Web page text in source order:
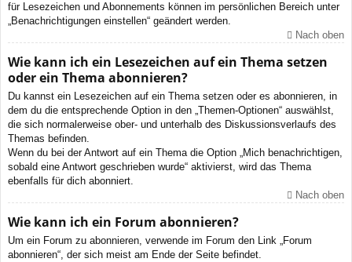
für Lesezeichen und Abonnements können im persönlichen Bereich unter
„Benachrichtigungen einstellen“ geändert werden.
Nach oben
Wie kann ich ein Lesezeichen auf ein Thema setzen
oder ein Thema abonnieren?
Du kannst ein Lesezeichen auf ein Thema setzen oder es abonnieren, in
dem du die entsprechende Option in den „Themen-Optionen“ auswählst,
die sich normalerweise ober- und unterhalb des Diskussionsverlaufs des
Themas befinden.
Wenn du bei der Antwort auf ein Thema die Option „Mich benachrichtigen,
sobald eine Antwort geschrieben wurde“ aktivierst, wird das Thema
ebenfalls für dich abonniert.
Nach oben
Wie kann ich ein Forum abonnieren?
Um ein Forum zu abonnieren, verwende im Forum den Link „Forum
abonnieren“, der sich meist am Ende der Seite befindet.